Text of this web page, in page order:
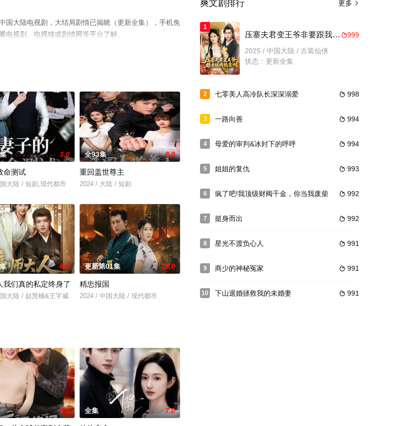
国大陆电视剧，大结局剧情已揭晓（更新全集），手机免
视剧、电视猫或剧情网等平台了解。
3.0
命测试
大陆 / 短剧,现代都市
全93集 8.0
重回盖世尊主
2024 / 大陆 / 短剧
6.0
我们真的私定终身了
大陆 / 赵慧楠&王宇威
更新第01集 10.0
精忠报国
2024 / 中国大陆 / 现代都市
5.0 全集 7.0
更多 
爽文剧排行
1
999
压寨夫君变王爷非要跟我抱金砖
2025 / 中国大陆 / 古装仙侠
状态：更新全集
2  998
七零美人高冷队长深深溺爱
3  994
一路向善
4  994
母爱的审判&冰封下的呼呼
5  993
姐姐的复仇
6  992
疯了吧!我顶级财阀千金，你当我废柴
7  992
挺身而出
8  991
星光不渡负心人
9  991
商少的神秘冤家
10  991
下山退婚拯救我的未婚妻